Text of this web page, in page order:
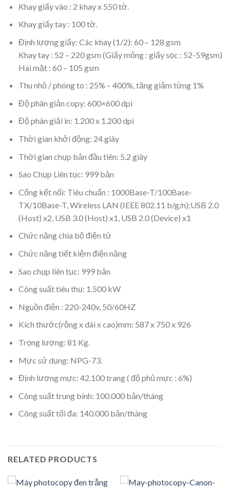
Khay giấy vào : 2 khay x 550 tờ.
Khay giấy tay : 100 tờ.
Định lượng giấy: Các khay (1/2): 60 – 128 gsm
Khay tay : 52 – 220 gsm (Giấy mỏng : giấy sọc : 52-59gsm)
Hai mặt : 60 – 105 gsm
Thu nhỏ / phóng to : 25% – 400%, tăng giảm từng 1%
Độ phân giản copy: 600×600 dpi
Độ phân giải in: 1.200 x 1.200 dpi
Thời gian khởi động: 24 giây
Thời gian chụp bản đầu tiên: 5.2 giây
Sao Chụp Liên tục: 999 bản
Cổng kết nối: Tiêu chuẩn : 1000Base-T/100Base-
TX/10Base-T, Wireless LAN (IEEE 802.11 b/g/n);USB 2.0
(Host) x2, USB 3.0 (Host) x1, USB 2.0 (Device) x1
Chức năng chia bộ điện tử
Chức năng tiết kiệm điện năng
Sao chụp liên tục: 999 bản
Công suất tiêu thụ: 1.500 kW
Nguồn điện : 220-240v, 50/60HZ
Kích thước(rộng x dài x cao)mm: 587 x 750 x 926
Trọng lượng: 81 Kg.
Mực sử dụng: NPG-73.
Định lượng mực: 42.100 trang ( độ phủ mực : 6%)
Công suất trung bình: 100.000 bản/tháng
Công suất tối đa: 140.000 bản/tháng
RELATED PRODUCTS